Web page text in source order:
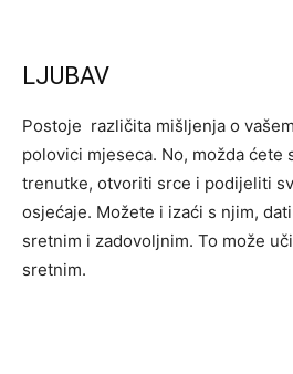
LJUBAV
Postoje različita mišljenja o
polovici mjeseca. No, možda ćete
trenutke, otvoriti srce i podijeliti
osjećaje. Možete i izaći s njim,
sretnim i zadovoljnim. To može
sretnim.